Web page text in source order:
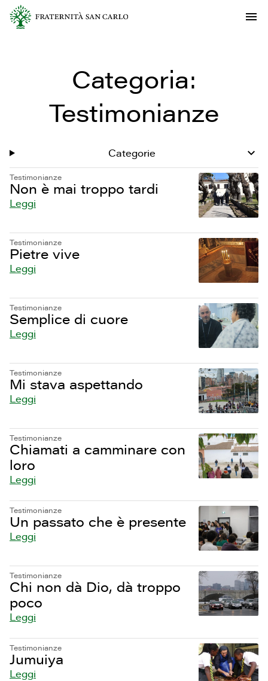
Categoria:
Testimonianze
Categorie
Testimonianze
Non è mai troppo tardi
Leggi
Testimonianze
Pietre vive
Leggi
Testimonianze
Semplice di cuore
Leggi
Testimonianze
Mi stava aspettando
Leggi
Testimonianze
Chiamati a camminare con
loro
Leggi
Testimonianze
Un passato che è presente
Leggi
Testimonianze
Chi non dà Dio, dà troppo
poco
Leggi
Testimonianze
Jumuiya
Leggi